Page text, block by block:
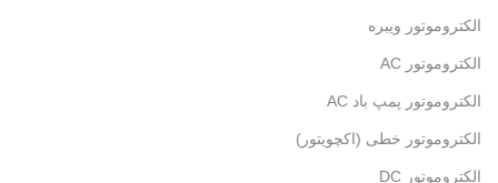
الکتروموتور ویبره
الکتروموتور AC
الکتروموتور پمپ باد AC
الکتروموتور خطی (اکچویتور)
الکتروموتور DC